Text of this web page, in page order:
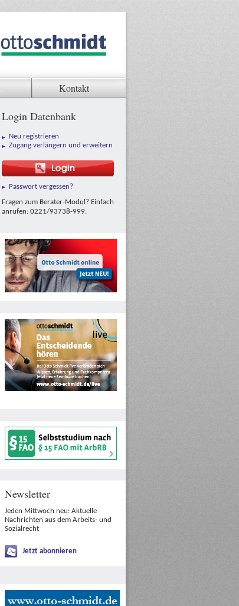
Kontakt
Login Datenbank
Neu registrieren
Zugang verlängern und erweitern
Passwort vergessen?
Fragen zum Berater-Modul? Einfach
anrufen: 0221/93738-999.
Newsletter
Jeden Mittwoch neu: Aktuelle
Nachrichten aus dem Arbeits- und
Sozialrecht
Jetzt abonnieren